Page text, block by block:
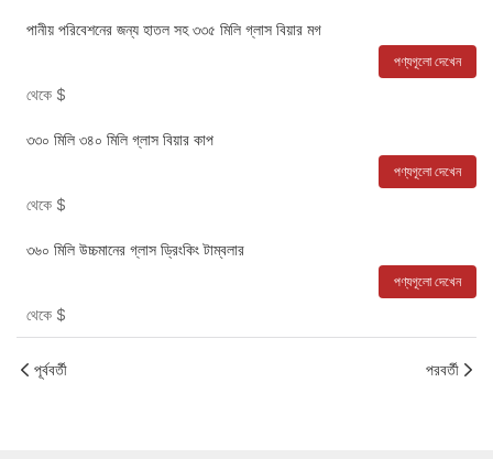
পানীয় পরিবেশনের জন্য হাতল সহ ৩৩৫ মিলি গ্লাস বিয়ার মগ
থেকে $
পণ্যগূলো দেখেন
৩৩০ মিলি ৩৪০ মিলি গ্লাস বিয়ার কাপ
থেকে $
পণ্যগূলো দেখেন
৩৬০ মিলি উচ্চমানের গ্লাস ড্রিংকিং টাম্বলার
থেকে $
পণ্যগূলো দেখেন
পূর্ববর্তী পরবর্তী